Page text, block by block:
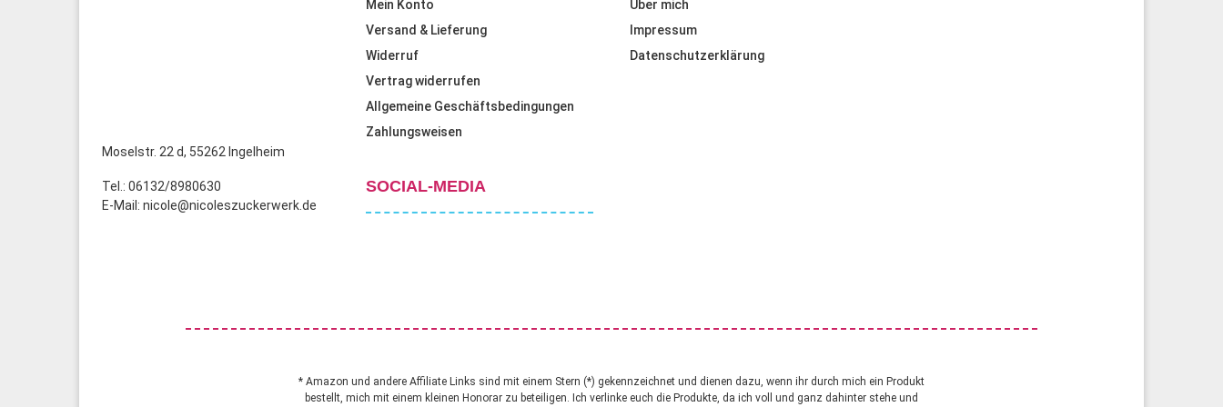
Moselstr. 22 d, 55262 Ingelheim
Tel.: 06132/8980630
E-Mail: nicole@nicoleszuckerwerk.de
Mein Konto
Versand & Lieferung
Widerruf
Vertrag widerrufen
Allgemeine Geschäftsbedingungen
Zahlungsweisen
SOCIAL-MEDIA
Über mich
Impressum
Datenschutzerklärung
* Amazon und andere Affiliate Links sind mit einem Stern (*) gekennzeichnet und dienen dazu, wenn ihr durch mich ein Produkt
bestellt, mich mit einem kleinen Honorar zu beteiligen. Ich verlinke euch die Produkte, da ich voll und ganz dahinter stehe und